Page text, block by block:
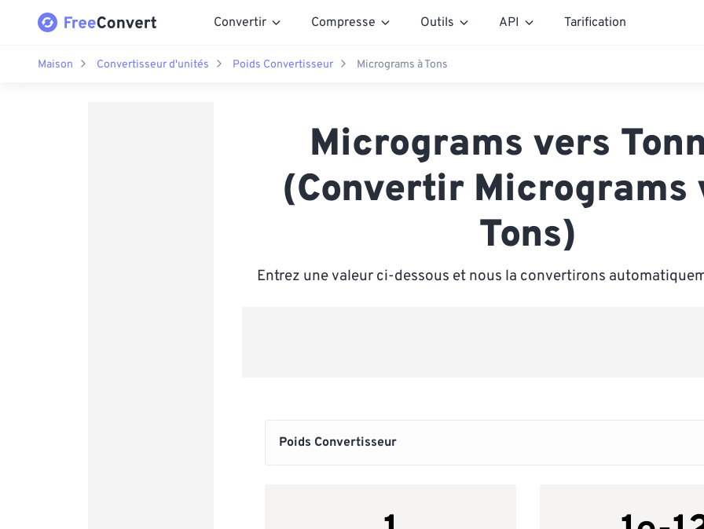
Convertir Compresse Outils API Tarification
Maison Convertisseur d'unités Poids Convertisseur Micrograms à Tons
Micrograms vers
(Convertir Micrograms
Tons)
Entrez une valeur ci-dessous et nous la convertirons